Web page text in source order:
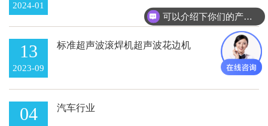
2024-01
13
2023-09
标准超声波滚焊机超声波花边机
04 汽车行业
可以介绍下你们的产品么